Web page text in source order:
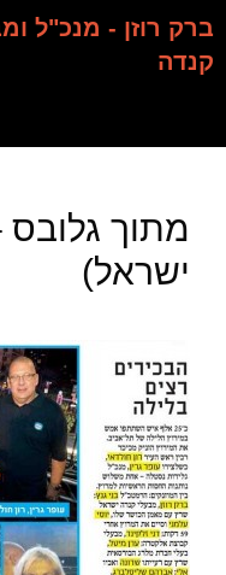
ברק רוזן - מנכ"ל
קנדה
מתוך גלובס
ישראל)